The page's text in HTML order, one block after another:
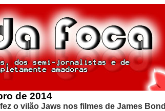
de 2014
o vilão Jaws nos filmes de James Bond